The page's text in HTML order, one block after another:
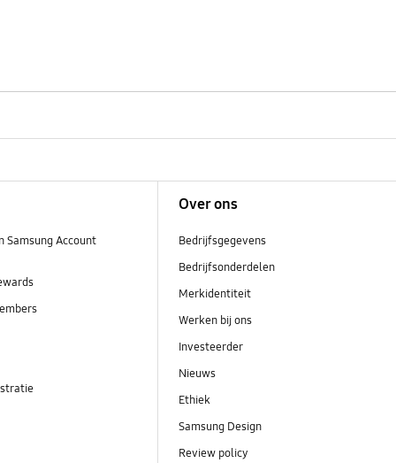
Samsung Account
Over ons
Bedrijfsgegevens
Bedrijfsonderdelen
Merkidentiteit
Werken bij ons
Investeerder
Nieuws
Ethiek
Samsung Design
Review policy